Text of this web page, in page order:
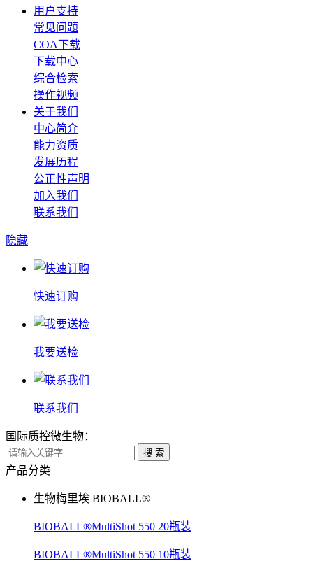
用户支持
常见问题
COA下载
下载中心
综合检索
操作视频
关于我们
中心简介
能力资质
发展历程
公正性声明
加入我们
联系我们
隐藏
快速订购
我要送检
联系我们
国际质控微生物：
搜 索
产品分类
生物梅里埃 BIOBALL®
BIOBALL®MultiShot 550 20瓶装
BIOBALL®MultiShot 550 10瓶装